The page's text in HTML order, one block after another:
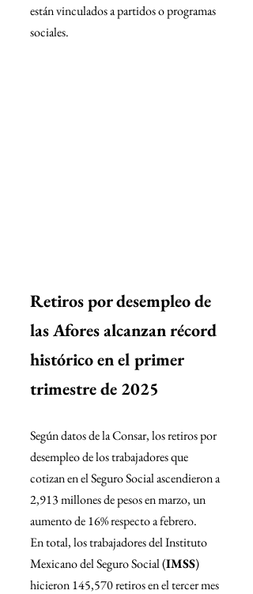
están vinculados a partidos o programas
sociales.
Retiros por desempleo de
las Afores alcanzan récord
histórico en el primer
trimestre de 2025
Según datos de la Consar, los retiros por
desempleo de los trabajadores que
cotizan en el Seguro Social ascendieron a
2,913 millones de pesos en marzo, un
aumento de 16% respecto a febrero.
En total, los trabajadores del Instituto
Mexicano del Seguro Social (IMSS)
hicieron 145,570 retiros en el tercer mes